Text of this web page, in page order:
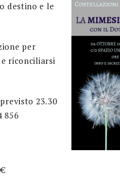
destino e le
per
riconciliarsi
23.30
856